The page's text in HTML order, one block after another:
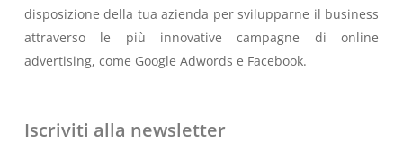
disposizione della tua azienda per svilupparne il business
attraverso le più innovative campagne di online
advertising, come Google Adwords e Facebook.
Iscriviti alla newsletter